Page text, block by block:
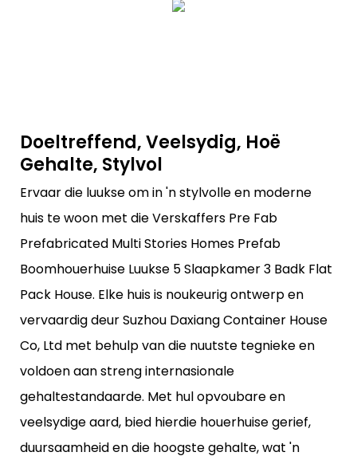
Doeltreffend, Veelsydig, Hoë
Gehalte, Stylvol
Ervaar die luukse om in 'n stylvolle en moderne
huis te woon met die Verskaffers Pre Fab
Prefabricated Multi Stories Homes Prefab
Boomhouerhuise Luukse 5 Slaapkamer 3 Badk Flat
Pack House. Elke huis is noukeurig ontwerp en
vervaardig deur Suzhou Daxiang Container House
Co, Ltd met behulp van die nuutste tegnieke en
voldoen aan streng internasionale
gehaltestandaarde. Met hul opvoubare en
veelsydige aard, bied hierdie houerhuise gerief,
duursaamheid en die hoogste gehalte, wat 'n